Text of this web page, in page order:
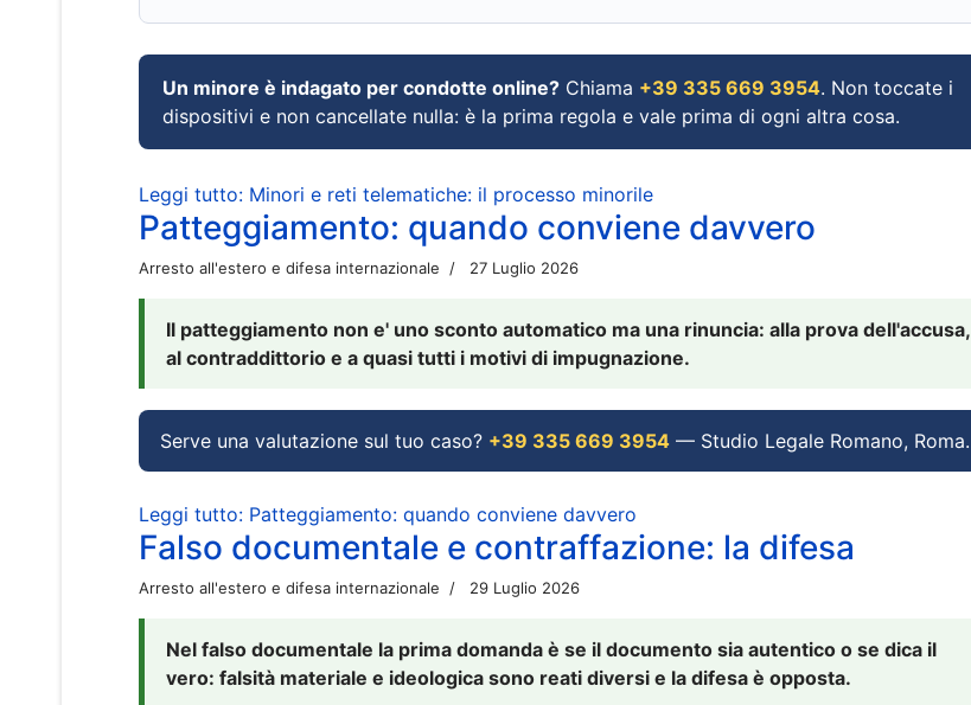
Un minore è indagato per condotte online? Chiama +39 335 669 3954. Non toccate i
dispositivi e non cancellate nulla: è la prima regola e vale prima di ogni altra cosa.
Leggi tutto: Minori e reti telematiche: il processo minorile
Patteggiamento: quando conviene davvero
Arresto all'estero e difesa internazionale 27 Luglio 2026
Il patteggiamento non e' uno sconto automatico ma una rinuncia: alla prova dell'accusa,
al contraddittorio e a quasi tutti i motivi di impugnazione.
Serve una valutazione sul tuo caso? +39 335 669 3954 — Studio Legale Romano, Roma.
Leggi tutto: Patteggiamento: quando conviene davvero
Falso documentale e contraffazione: la difesa
Arresto all'estero e difesa internazionale 29 Luglio 2026
Nel falso documentale la prima domanda è se il documento sia autentico o se dica il
vero: falsità materiale e ideologica sono reati diversi e la difesa è opposta.